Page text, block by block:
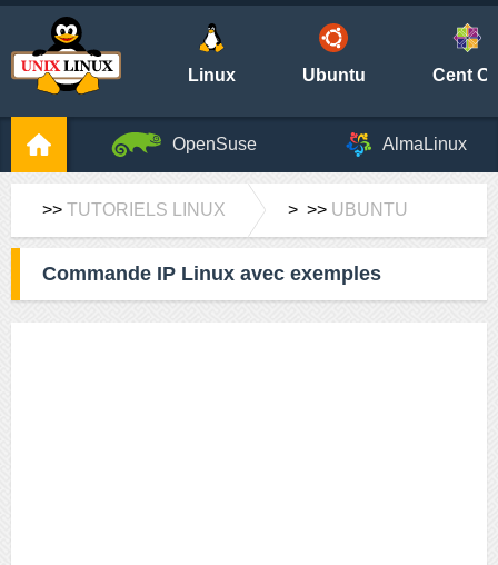
Linux Ubuntu Cent
OpenSuse AlmaLinux
>> TUTORIELS LINUX > >> UBUNTU
Commande IP Linux avec exemples